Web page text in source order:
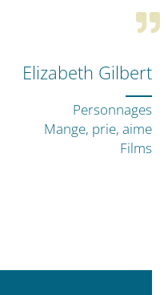
Elizabeth Gilbert
Personnages
Mange, prie, aime
Films